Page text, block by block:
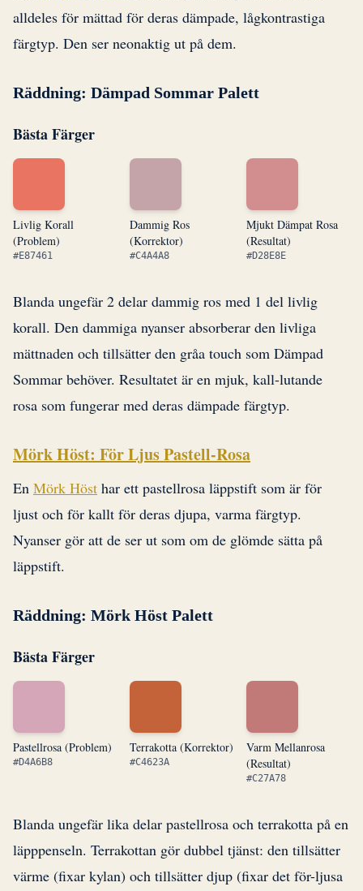
alldeles för mättad för deras dämpade, lågkontrastiga
färgtyp. Den ser neonaktig ut på dem.
Räddning: Dämpad Sommar Palett
Bästa Färger
Livlig Korall
(Problem)
#E87461
Dammig Ros
(Korrektor)
#C4A4A8
Mjukt Dämpat Rosa
(Resultat)
#D28E8E
Blanda ungefär 2 delar dammig ros med 1 del livlig
korall. Den dammiga nyanser absorberar den livliga
mättnaden och tillsätter den gråa touch som Dämpad
Sommar behöver. Resultatet är en mjuk, kall-lutande
rosa som fungerar med deras dämpade färgtyp.
Mörk Höst: För Ljus Pastell-Rosa
En Mörk Höst har ett pastellrosa läppstift som är för
ljust och för kallt för deras djupa, varma färgtyp.
Nyanser gör att de ser ut som om de glömde sätta på
läppstift.
Räddning: Mörk Höst Palett
Bästa Färger
Pastellrosa (Problem)
#D4A6B8
Terrakotta (Korrektor)
#C4623A
Varm Mellanrosa
(Resultat)
#C27A78
Blanda ungefär lika delar pastellrosa och terrakotta på en
läpppenseln. Terrakottan gör dubbel tjänst: den tillsätter
värme (fixar kylan) och tillsätter djup (fixar det för-ljusa